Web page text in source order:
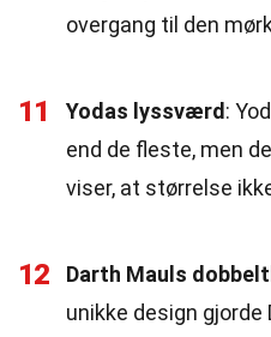
overgang til den
11 Yodas lyssværd :
end de fleste, men
viser, at størrelse
12 Darth Mauls
unikke design gjorde